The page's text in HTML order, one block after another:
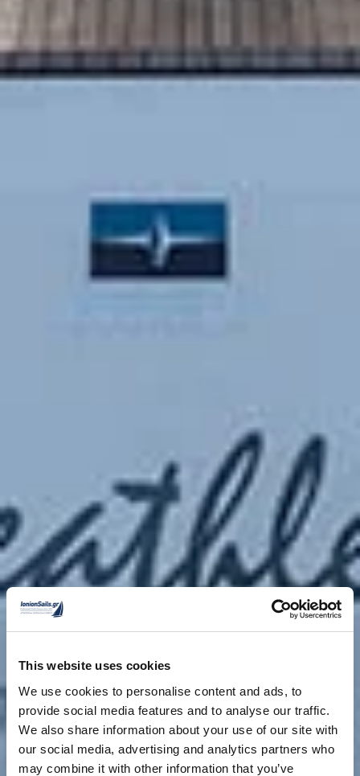
This website uses cookies
We use cookies to personalise content and ads, to
provide social media features and to analyse our traffic.
We also share information about your use of our site with
our social media, advertising and analytics partners who
may combine it with other information that you’ve